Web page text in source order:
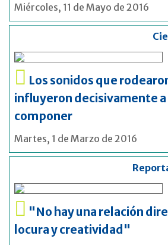
Miércoles, 11 de Mayo de 2016
Los sonidos que
influyeron decisivamente a
componer
Martes, 1 de Marzo de 2016
"No hay una relación
locura y creatividad"